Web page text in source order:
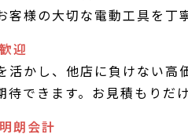
様の大切な電動工具を丁
迎
かし、他店に負けない
できます。お見積もりだ
朗会計